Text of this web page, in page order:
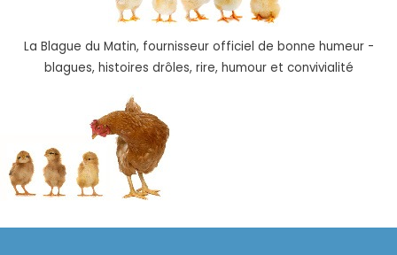
La Blague du Matin, fournisseur officiel de bonne humeur -
blagues, histoires drôles, rire, humour et convivialité